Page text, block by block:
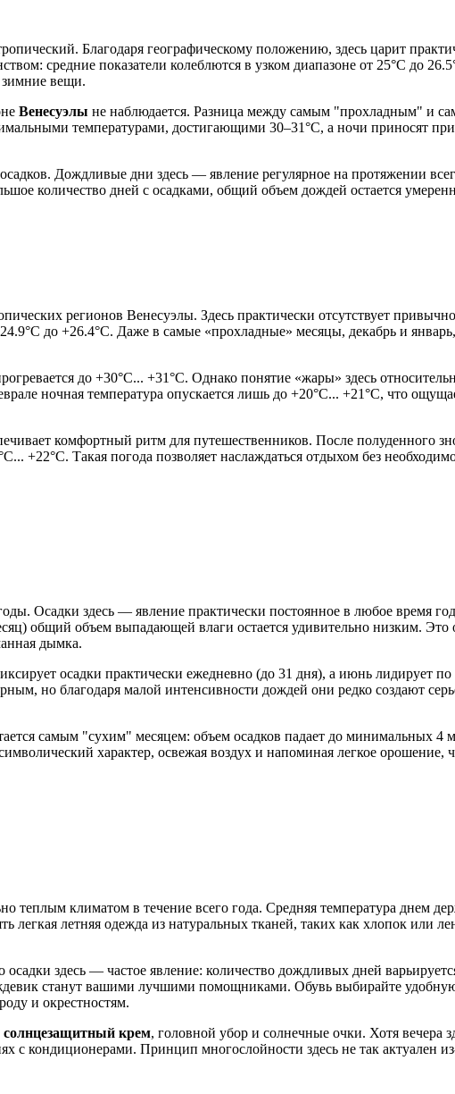
Благодаря географическому положению, здесь царит
средние показатели колеблются в узком диапазоне от 25°C до
зимние вещи.
Венесуэлы не наблюдается. Разница между самым "прохладным" и
температурами, достигающими 30–31°C, а ночи приносят
Дождливые дни здесь — явление регулярное на протяжении
количество дней с осадками, общий объем дождей остается
регионов Венесуэлы. Здесь практически отсутствует
до +26.4°C. Даже в самые «прохладные» месяцы, декабрь и
до +30°C... +31°C. Однако понятие «жары» здесь
ночная температура опускается лишь до +20°C... +21°C, что
комфортный ритм для путешественников. После полуденного
+22°C. Такая погода позволяет наслаждаться отдыхом без
Осадки здесь — явление практически постоянное в любое время
общий объем выпадающей влаги остается удивительно низким. Это
дымка.
осадки практически ежедневно (до 31 дня), а июнь лидирует
но благодаря малой интенсивности дождей они редко создают
самым "сухим" месяцем: объем осадков падает до минимальных 4
характер, освежая воздух и напоминая легкое орошение,
теплым климатом в течение всего года. Средняя температура днем
легкая летняя одежда из натуральных тканей, таких как хлопок или
здесь — частое явление: количество дождливых дней
станут вашими лучшими помощниками. Обувь выбирайте
и окрестностям.
солнцезащитный крем, головной убор и солнечные очки. Хотя вечера
с кондиционерами. Принцип многослойности здесь не так актуален